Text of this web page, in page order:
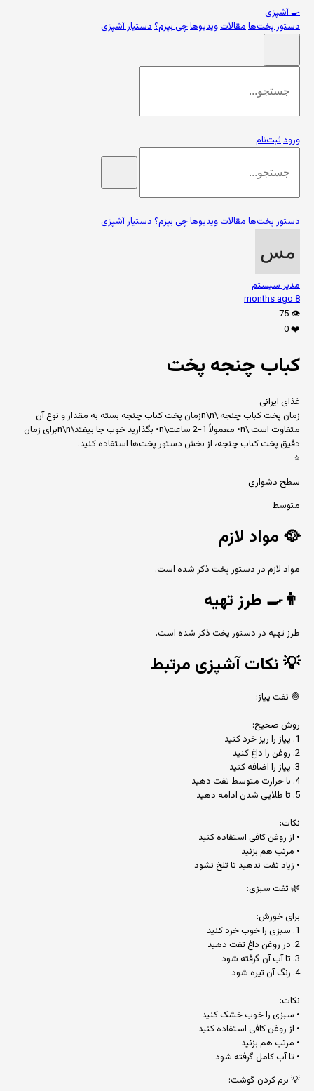
🍳آشپزی
دستور پخت‌هامقالاتویدیوهاچی بپزم؟دستیار آشپزی
ورودثبت‌نام
دستور پخت‌هامقالاتویدیوهاچی بپزم؟دستیار آشپزی
مدیر سیستم
8 months ago
👁️
75
❤️
0
کباب چنجه پخت
غذای ایرانی
زمان پخت کباب چنجه:\n\nزمان پخت کباب چنجه بسته به مقدار و نوع آن
متفاوت است.\n• معمولاً 1-2 ساعت\n• بگذارید خوب جا بیفتد\n\nبرای زمان
دقیق پخت کباب چنجه، از بخش دستور پخت‌ها استفاده کنید.
⭐
سطح دشواری
متوسط
🥘 مواد لازم
مواد لازم در دستور پخت ذکر شده است.
👨‍🍳 طرز تهیه
طرز تهیه در دستور پخت ذکر شده است.
💡نکات آشپزی مرتبط
🧅 تفت پیاز:
روش صحیح:
1. پیاز را ریز خرد کنید
2. روغن را داغ کنید
3. پیاز را اضافه کنید
4. با حرارت متوسط تفت دهید
5. تا طلایی شدن ادامه دهید
نکات:
• از روغن کافی استفاده کنید
• مرتب هم بزنید
• زیاد تفت ندهید تا تلخ نشود
🌿 تفت سبزی:
برای خورش:
1. سبزی را خوب خرد کنید
2. در روغن داغ تفت دهید
3. تا آب آن گرفته شود
4. رنگ آن تیره شود
نکات:
• سبزی را خوب خشک کنید
• از روغن کافی استفاده کنید
• مرتب هم بزنید
• تا آب کامل گرفته شود
💡 نرم کردن گوشت: